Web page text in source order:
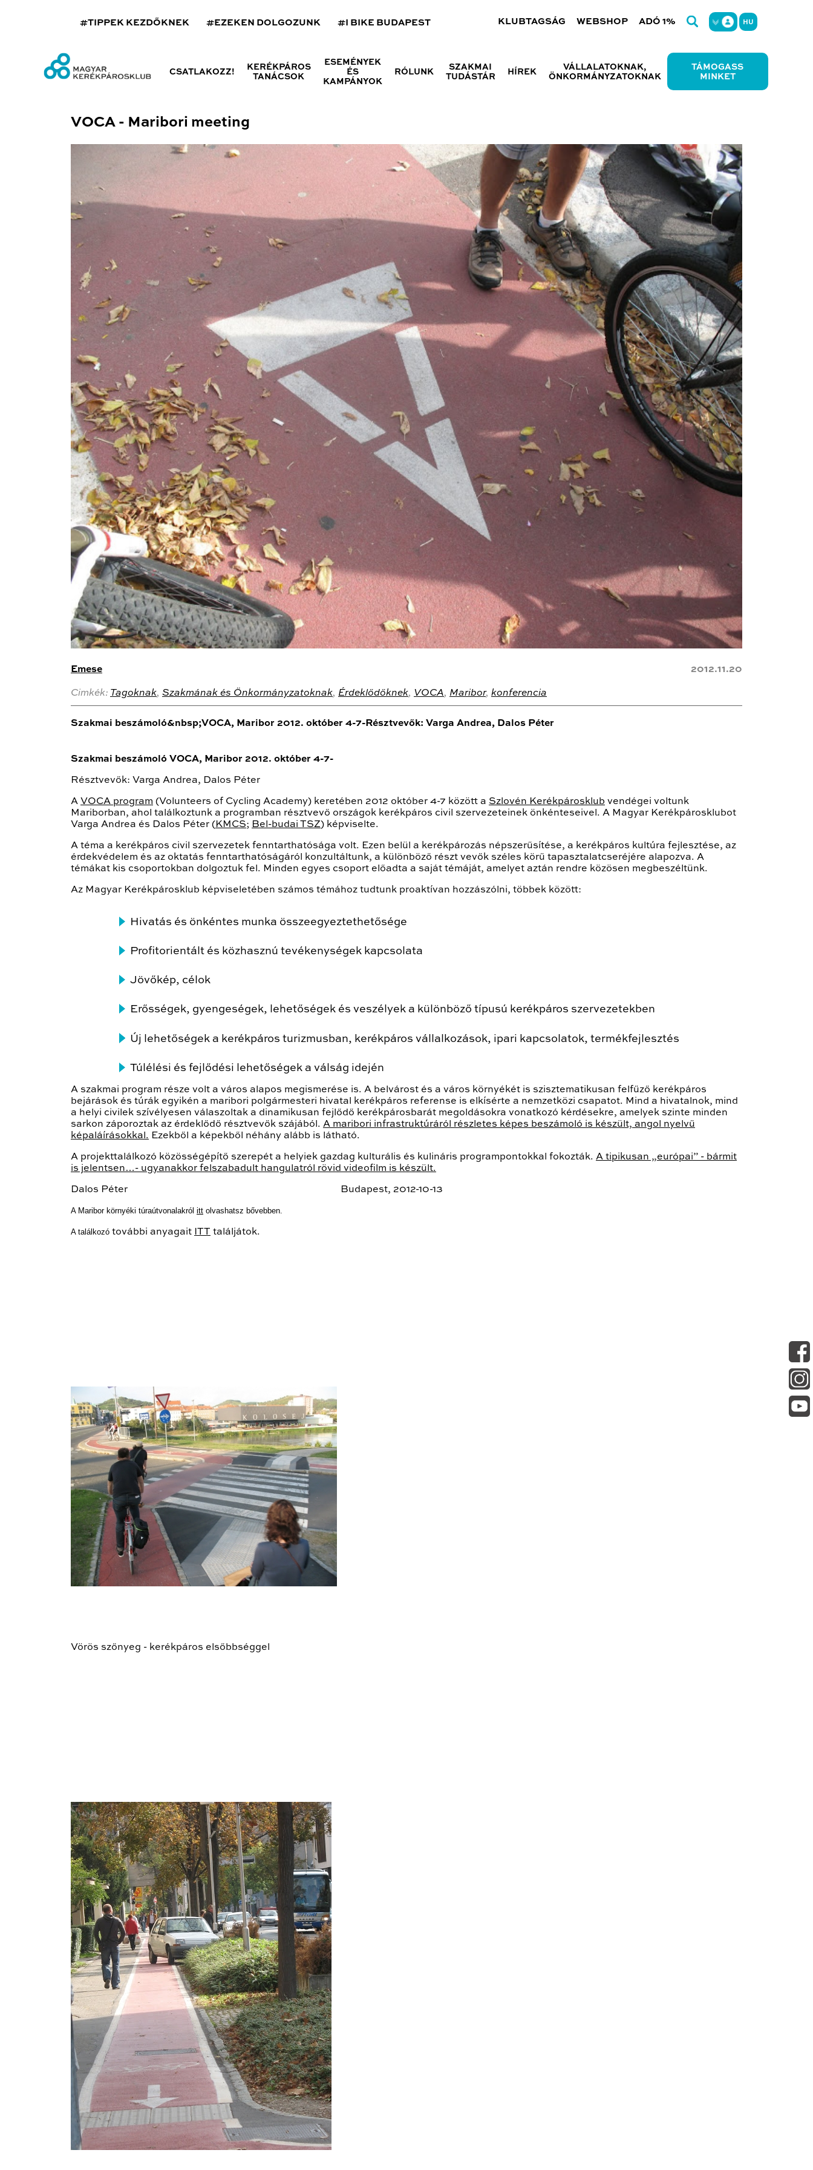
#TIPPEK KEZDŐKNEK #EZEKEN DOLGOZUNK #I BIKE BUDAPEST KLUBTAGSÁG WEBSHOP ADÓ 1% HU
CSATLAKOZZ!
KERÉKPÁROS
TANÁCSOK
ESEMÉNYEK
ÉS
KAMPÁNYOK
RÓLUNK
SZAKMAI
TUDÁSTÁR
HÍREK
VÁLLALATOKNAK,
ÖNKORMÁNYZATOKNAK
TÁMOGASS
MINKET
VOCA - Maribori meeting
Emese 2012.11.20
Cimkék: Tagoknak, Szakmának és Önkormányzatoknak, Érdeklődőknek, VOCA, Maribor, konferencia
Szakmai beszámoló&nbsp;VOCA, Maribor 2012. október 4-7-Résztvevők: Varga Andrea, Dalos Péter
Szakmai beszámoló VOCA, Maribor 2012. október 4-7-
Résztvevők: Varga Andrea, Dalos Péter
A VOCA program (Volunteers of Cycling Academy) keretében 2012 október 4-7 között a Szlovén Kerékpárosklub vendégei voltunk
Mariborban, ahol találkoztunk a programban résztvevő országok kerékpáros civil szervezeteinek önkénteseivel. A Magyar Kerékpárosklubot
Varga Andrea és Dalos Péter ( KMCS; Bel-budai TSZ) képviselte.
A téma a kerékpáros civil szervezetek fenntarthatósága volt. Ezen belül a kerékpározás népszerűsítése, a kerékpáros kultúra fejlesztése, az
érdekvédelem és az oktatás fenntarthatóságáról konzultáltunk, a különböző részt vevők széles körű tapasztalatcseréjére alapozva. A
témákat kis csoportokban dolgoztuk fel. Minden egyes csoport előadta a saját témáját, amelyet aztán rendre közösen megbeszéltünk.
Az Magyar Kerékpárosklub képviseletében számos témához tudtunk proaktívan hozzászólni, többek között:
Hivatás és önkéntes munka összeegyeztethetősége
Profitorientált és közhasznú tevékenységek kapcsolata
Jövőkép, célok
Erősségek, gyengeségek, lehetőségek és veszélyek a különböző típusú kerékpáros szervezetekben
Új lehetőségek a kerékpáros turizmusban, kerékpáros vállalkozások, ipari kapcsolatok, termékfejlesztés
Túlélési és fejlődési lehetőségek a válság idején
A szakmai program része volt a város alapos megismerése is. A belvárost és a város környékét is szisztematikusan felfűző kerékpáros
bejárások és túrák egyikén a maribori polgármesteri hivatal kerékpáros referense is elkísérte a nemzetközi csapatot. Mind a hivatalnok, mind
a helyi civilek szívélyesen válaszoltak a dinamikusan fejlődő kerékpárosbarát megoldásokra vonatkozó kérdésekre, amelyek szinte minden
sarkon záporoztak az érdeklődő résztvevők szájából. A maribori infrastruktúráról részletes képes beszámoló is készült, angol nyelvű
képaláírásokkal. Ezekből a képekből néhány alább is látható.
A projekttalálkozó közösségépítő szerepét a helyiek gazdag kulturális és kulináris programpontokkal fokozták. A tipikusan „európai” - bármit
is jelentsen…- ugyanakkor felszabadult hangulatról rövid videofilm is készült.
Dalos Péter Budapest, 2012-10-13
A Maribor környéki túraútvonalakról itt olvashatsz bővebben.
A találkozó további anyagait ITT találjátok.
Vörös szőnyeg - kerékpáros elsőbbséggel